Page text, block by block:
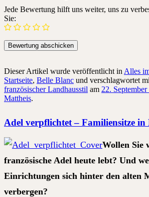
Jede Bewertung hilft uns weiter, uns zu
Sie:
Dieser Artikel wurde veröffentlicht in Alles
Startseite, Belle Blanc und verschlagwortet
französischer Landhausstil am 22.
Mattheis.
Adel verpflichtet – Familiensitze
Wollen Sie
französische Adel heute lebt? Und
Einrichtungen sich hinter den alten
verbergen?